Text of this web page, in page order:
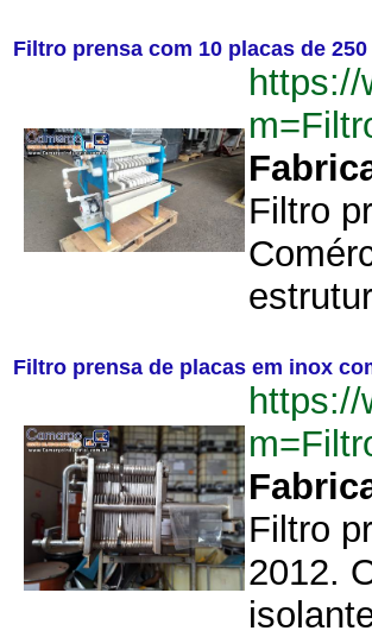
Filtro prensa com 10 placas de
Filtro
Filtro prensa de placas em inox
Filtro
2012.